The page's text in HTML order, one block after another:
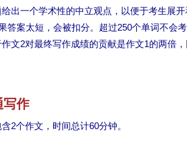
出一个学术性的中立观点，以便于考生展
答案太短，会被扣分。超过250个单词不会
文2对最终写作成绩的贡献是作文1的两倍，
写作
2个作文，时间总计60分钟。